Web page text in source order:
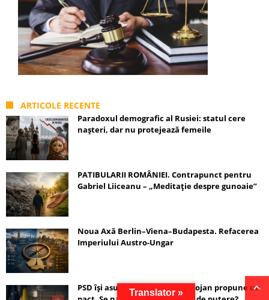
ARTICOLE RECENTE
Paradoxul demografic al Rusiei: statul cere
nașteri, dar nu protejează femeile
PATIBULARII ROMÂNIEI. Contrapunct pentru
Gabriel Liiceanu – „Meditație despre gunoaie”
Noua Axă Berlin–Viena–Budapesta. Refacerea
Imperiului Austro-Ungar
PSD își asumă guvernarea, Bolojan propune un
Translator »